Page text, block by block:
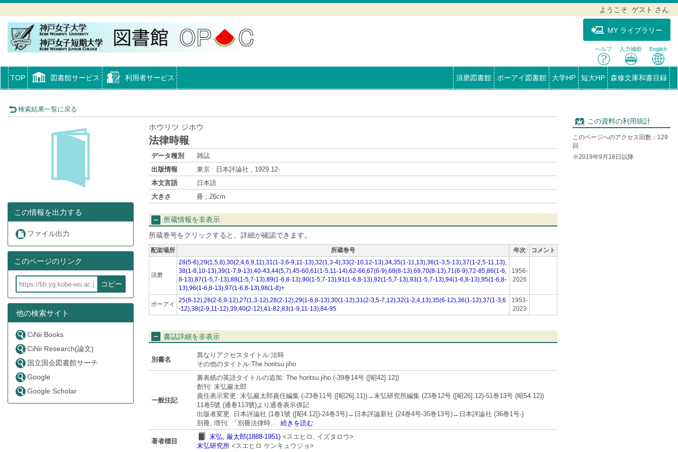
ようこそ ゲスト さん
MY ライブラリー
ヘルプ 入力補助 English
TOP 図書館サービス 利用者サービス 須磨図書館 ポーアイ図書館 大学HP 短大HP 森修文庫和書目録
検索結果一覧に戻る
この情報を出力する
ファイル出力
このページのリンク
コピー
他の検索サイト
CiNii Books
CiNii Research(論文)
国立国会図書館サーチ
Google
Google Scholar
ホウリツ ジホウ
法律時報
データ種別
雑誌
出版情報
東京 : 日本評論社 , 1929.12-
本文言語
日本語
大きさ
冊 ; 26cm
所蔵情報を非表示
所蔵巻号をクリックすると、詳細が確認できます。
配架場所 所蔵巻号 年次 コメント
須磨
28(5-6),29(1,5,8),30(2,4,6,9,11),31(1-3,6-9,11-13),32(1,3-4),33(2-10,12-13),34,35(1-11,13),36(1-3,5-13),37(1-2,5-11,13),
38(1-8,10-13),39(1-7,9-13),40-43,44(5,7),45-60,61(1-5,11-14),62-66,67(6-9),68(8-13),69,70(8-13),71(6-9),72-85,86(1-6,
8-13),87(1-5,7-13),88(1-5,7-13),89(1-6,8-13),90(1-5,7-13),91(1-6,8-13),92(1-5,7-13),93(1-5,7-13),94(1-6,8-13),95(1-6,8-
13),96(1-6,8-13),97(1-6,8-13),98(1-8)+
1956-
2026
ポーアイ
25(8-12),26(2-6,9-12),27(1,3-12),28(2-12),29(1-6,8-13),30(1-12),31(2-3,5-7,12),32(1-2,4,13),35(6-12),36(1-12),37(1-3,6
-12),38(2-9,11-12),39,40(2-12),41-82,83(1-9,11-13),84-95
1953-
2023
書誌詳細を非表示
別書名
異なりアクセスタイトル:法時
その他のタイトル:The horitsu jiho
一般注記
裏表紙の英語タイトルの追加: The horitsu jiho (-39巻14号 ([昭42].12))
創刊: 末弘巖太郎
責任表示変更: 末弘巖太郎責任編集 (-23巻11号 ([昭26].11))→末弘研究所編集 (23巻12号 ([昭26].12)-51巻13号 (昭54.12))
11卷5號 (通卷113號)より通巻表示併記
出版者変更: 日本評論社 (1卷1號 ([昭4.12])-24巻3号)→日本評論新社 (24巻4号-35巻13号)→日本評論社 (36巻1号-)
別冊, 増刊: 「別冊法律時
続きを読む
著者標目
末弘, 厳太郎(1888-1951) <スエヒロ, イズタロウ>
末弘研究所 <スエヒロ ケンキュウジョ>
この資料の利用統計
このページへのアクセス回数：129
回
※2019年9月18日以降